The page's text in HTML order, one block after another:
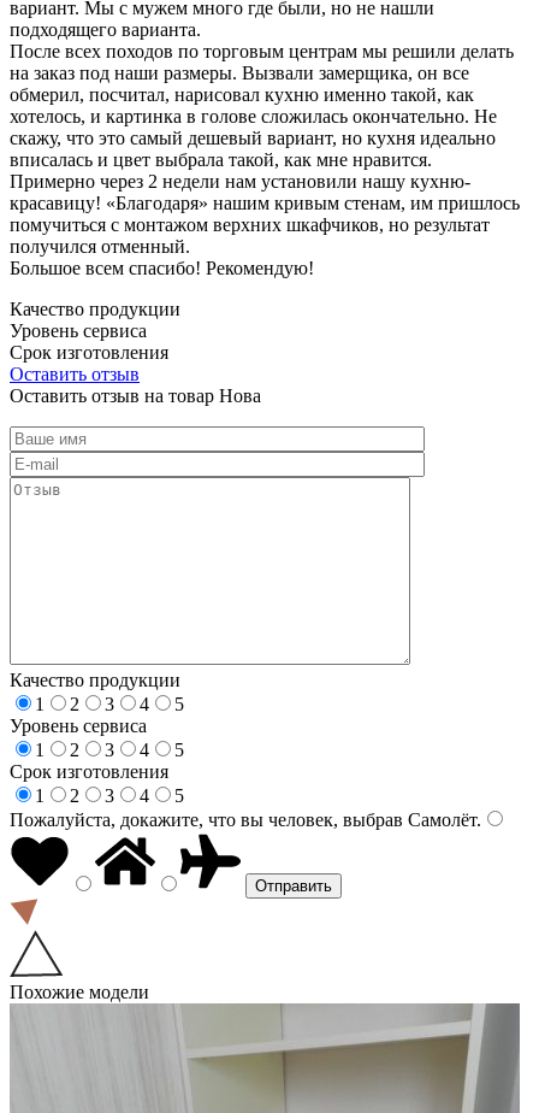
вариант. Мы с мужем много где были, но не нашли
подходящего варианта.
После всех походов по торговым центрам мы решили делать
на заказ под наши размеры. Вызвали замерщика, он все
обмерил, посчитал, нарисовал кухню именно такой, как
хотелось, и картинка в голове сложилась окончательно. Не
скажу, что это самый дешевый вариант, но кухня идеально
вписалась и цвет выбрала такой, как мне нравится.
Примерно через 2 недели нам установили нашу кухню-
красавицу! «Благодаря» нашим кривым стенам, им пришлось
помучиться с монтажом верхних шкафчиков, но результат
получился отменный.
Большое всем спасибо! Рекомендую!
Качество продукции
Уровень сервиса
Срок изготовления
Оставить отзыв
Оставить отзыв на товар Нова
Качество продукции
1
2 3 4
5
Уровень сервиса
1
2 3 4
5
Срок изготовления
1
2 3 4
5
Пожалуйста, докажите, что вы человек, выбрав Самолёт.
Похожие модели